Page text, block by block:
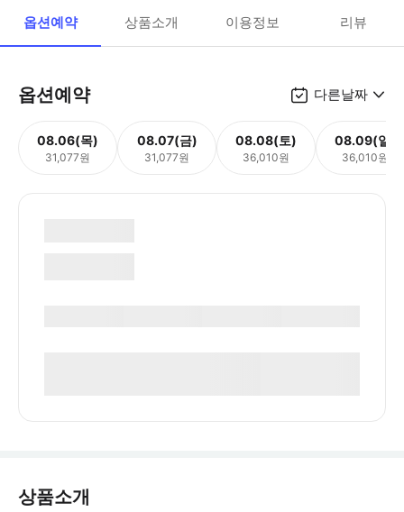
옵션예약 상품소개 이용정보 리뷰
옵션예약 다른날짜
08.06(목)
31,077원
08.07(금)
31,077원
08.08(토)
36,010원
08.09(일)
36,010원
상품소개